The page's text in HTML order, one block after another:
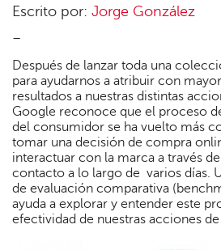
Escrito por: Jorge González
–
Después de lanzar toda una
para ayudarnos a atribuir con
resultados a nuestras distintas
Google reconoce que el proceso
del consumidor se ha vuelto más
tomar una decisión de compra
interactuar con la marca a través
contacto a lo largo de varios días.
de evaluación comparativa
ayuda a explorar y entender este
efectividad de nuestras acciones